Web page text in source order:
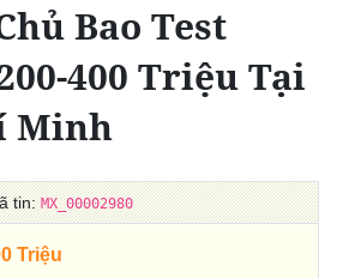
Bao Test
400 Triệu Tại
Minh
tin:MX_00002980
Triệu